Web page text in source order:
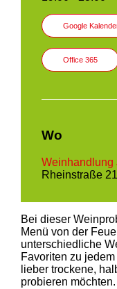
Google
Office 365
Wo
Weinhandlung
Rheinstraße
Bei dieser
Menü von der
unterschiedliche
Favoriten zu
lieber trockene,
probieren möchten.